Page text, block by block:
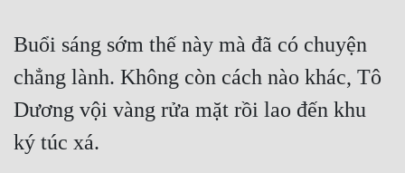
Gia Đấu
Góc Nhìn Nam
Góc Nhìn Nữ
Buổi sáng sớm thế này mà đã có chuyện
chẳng lành. Không còn cách nào khác, Tô
Dương vội vàng rửa mặt rồi lao đến khu
ký túc xá.